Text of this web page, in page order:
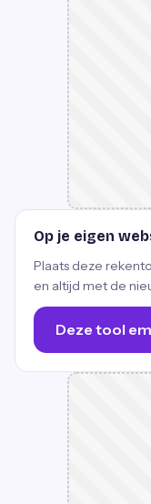
Op je eigen
Plaats deze
en altijd met de
Deze tool